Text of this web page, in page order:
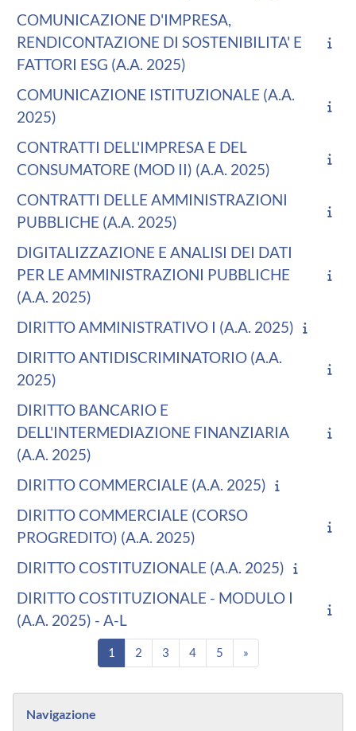
COMUNICAZIONE D'IMPRESA,
RENDICONTAZIONE DI SOSTENIBILITA' E
FATTORI ESG (A.A. 2025)
COMUNICAZIONE ISTITUZIONALE (A.A.
2025)
CONTRATTI DELL'IMPRESA E DEL
CONSUMATORE (MOD II) (A.A. 2025)
CONTRATTI DELLE AMMINISTRAZIONI
PUBBLICHE (A.A. 2025)
DIGITALIZZAZIONE E ANALISI DEI DATI
PER LE AMMINISTRAZIONI PUBBLICHE
(A.A. 2025)
DIRITTO AMMINISTRATIVO I (A.A. 2025)
DIRITTO ANTIDISCRIMINATORIO (A.A.
2025)
DIRITTO BANCARIO E
DELL'INTERMEDIAZIONE FINANZIARIA
(A.A. 2025)
DIRITTO COMMERCIALE (A.A. 2025)
DIRITTO COMMERCIALE (CORSO
PROGREDITO) (A.A. 2025)
DIRITTO COSTITUZIONALE (A.A. 2025)
DIRITTO COSTITUZIONALE - MODULO I
(A.A. 2025) - A-L
1 Pagina 1
2Pagina 2
3Pagina 3
4Pagina 4
5Pagina 5
»Pagina successiva
Blocchi
Navigazione